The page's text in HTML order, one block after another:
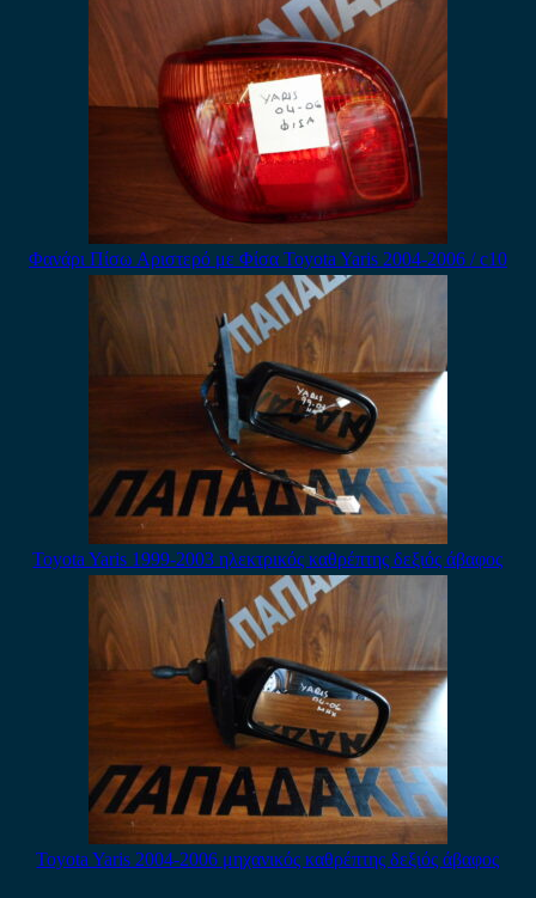
Φανάρι Πίσω Αριστερό με Φίσα Toyota Yaris 2004-2006 / c10
Toyota Yaris 1999-2003 ηλεκτρικός καθρέπτης δεξιός άβαφος
Toyota Yaris 2004-2006 μηχανικός καθρέπτης δεξιός άβαφος